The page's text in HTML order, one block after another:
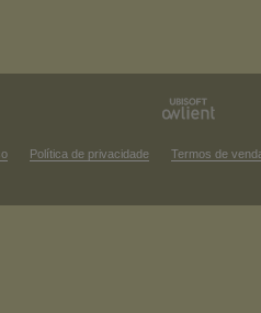
Política de privacidade Termos de